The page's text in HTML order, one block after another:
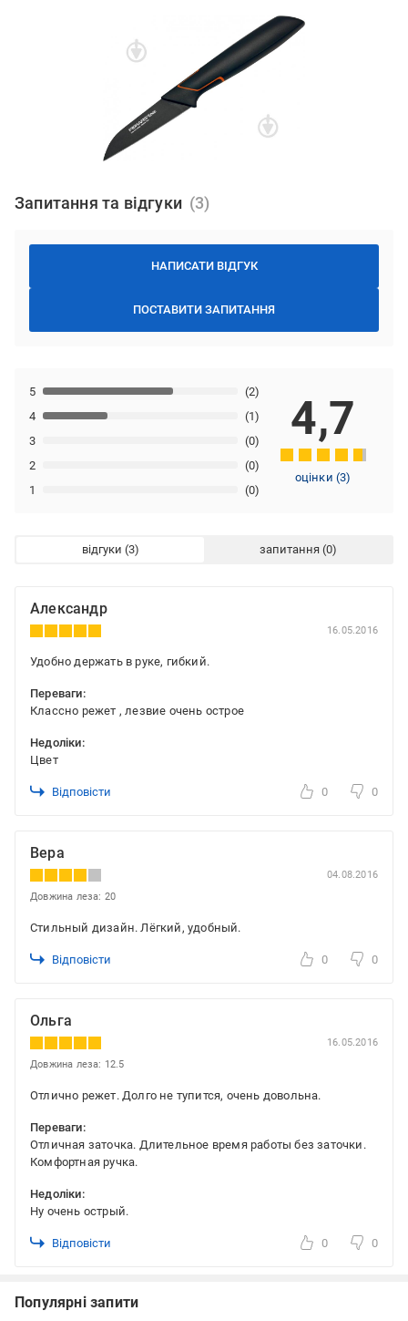
Запитання та відгуки
НАПИСАТИ ВІДГУК
ПОСТАВИТИ ЗАПИТАННЯ
1 (0)
2 (0)
3 (0)
4 (1)
5 (2)
4,7
оцінки(3)
відгуки запитання
Александр
16.05.2016
Удобно держать в руке, гибкий.
Переваги:
Классно режет , лезвие очень острое
Недоліки:
Цвет
Відповісти 0 0
Вера
04.08.2016
Довжина леза: 20
Cтильный дизайн. Лёгкий, удобный.
Відповісти 0 0
Ольга
16.05.2016
Довжина леза: 12.5
Отлично режет. Долго не тупится, очень довольна.
Переваги:
Отличная заточка. Длительное время работы без заточки.
Комфортная ручка.
Недоліки:
Ну очень острый.
Відповісти 0 0
Популярні запити